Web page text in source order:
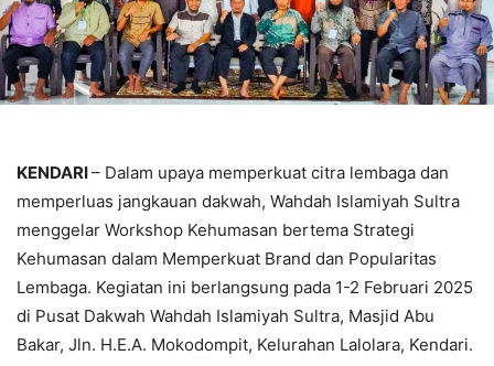
KENDARI– Dalam upaya memperkuat citra lembaga dan
memperluas jangkauan dakwah, Wahdah Islamiyah Sultra
menggelar Workshop Kehumasan bertema Strategi
Kehumasan dalam Memperkuat Brand dan Popularitas
Lembaga. Kegiatan ini berlangsung pada 1-2 Februari 2025
di Pusat Dakwah Wahdah Islamiyah Sultra, Masjid Abu
Bakar, Jln. H.E.A. Mokodompit, Kelurahan Lalolara, Kendari.